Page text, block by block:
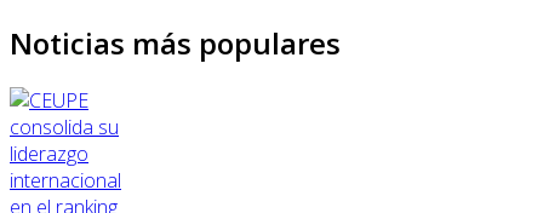
Noticias más populares